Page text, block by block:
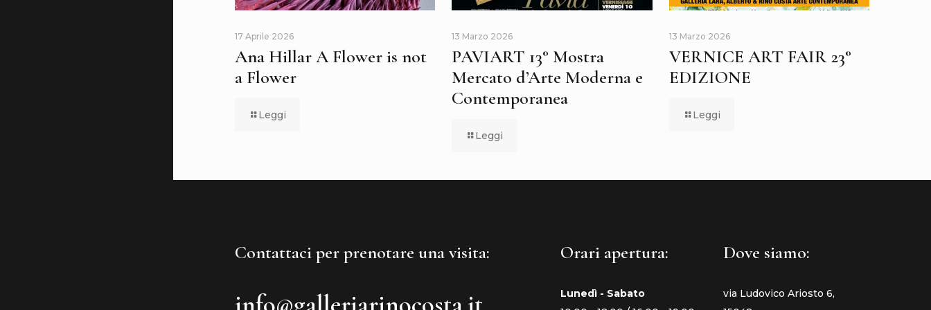
17 Aprile 2026
Ana Hillar A Flower is not
a Flower
Leggi
13 Marzo 2026
PAVIART 13° Mostra
Mercato d’Arte Moderna e
Contemporanea
Leggi
13 Marzo 2026
VERNICE ART FAIR 23°
EDIZIONE
Leggi
Contattaci per prenotare una visita: Orari apertura:
Lunedì - Sabato
Dove siamo:
via Ludovico Ariosto 6,